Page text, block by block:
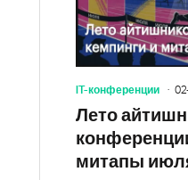
IT-конференции
Лето
митапы